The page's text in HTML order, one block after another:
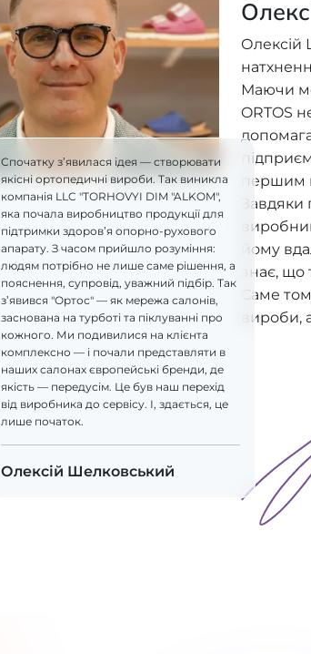
Спочатку з’явилася ідея — створювати
якісні ортопедичні вироби. Так виникла
компанія LLC "TORHOVYI DIM "ALKOM",
яка почала виробництво продукції для
підтримки здоров’я опорно-рухового
апарату. З часом прийшло розуміння:
людям потрібно не лише саме рішення, а
пояснення, супровід, уважний підбір. Так
з’явився "Ортос" — як мережа салонів,
заснована на турботі та піклуванні про
кожного. Ми подивилися на клієнта
комплексно — і почали представляти в
наших салонах європейські бренди, де
якість — передусім. Це був наш перехід
від виробника до сервісу. І, здається, це
лише початок.
Олексій Шелковський
Олексій
Маючи
ORTOS
першим
йому
знає,
Саме
вироби,